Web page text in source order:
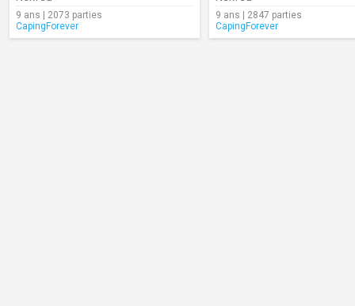
9 ans | 2073 parties
CapingForever
9 ans | 2847 parties
CapingForever